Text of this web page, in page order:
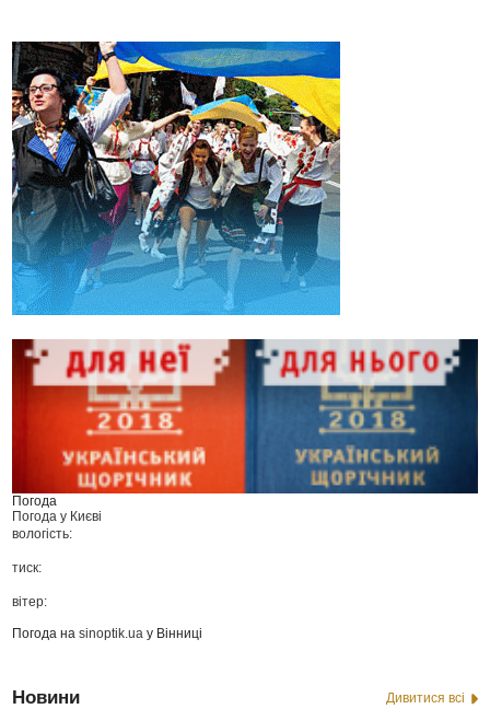
Погода
Погода у Києві
вологість:
тиск:
вітер:
Погода наsinoptik.ua у Вінниці
Новини Дивитися всі